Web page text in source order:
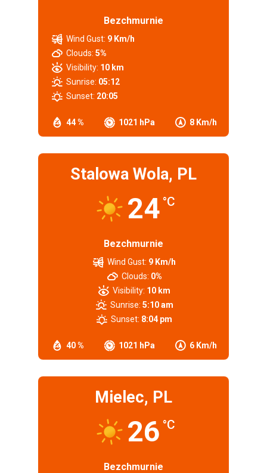
Bezchmurnie
44 % 1021 hPa 8 Km/h
Wind Gust: 9 Km/h
Clouds: 5%
Visibility: 10 km
Sunrise: 05:12
Sunset: 20:05
Stalowa Wola, PL
24 °C
Bezchmurnie
40 % 1021 hPa 6 Km/h
Wind Gust: 9 Km/h
Clouds: 0%
Visibility: 10 km
Sunrise: 5:10 am
Sunset: 8:04 pm
Mielec, PL
26 °C
Bezchmurnie